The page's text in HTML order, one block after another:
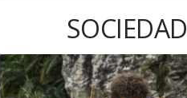
SOCIEDAD